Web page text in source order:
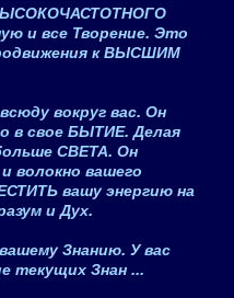
и все Творение. Это
к ВЫСШИМ
вокруг вас. Он
в свое БЫТИЕ. Делая
СВЕТА. Он
волокно вашего
вашу энергию на
и Дух.
Знанию. У вас
текущих Знан ...